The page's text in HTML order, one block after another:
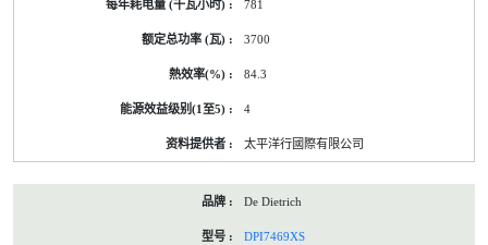
781
3700
84.3
4
太平洋行國際有限公司
De Dietrich
DPI7469XS